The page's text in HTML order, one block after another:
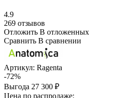
4.9
269 отзывов
Отложить В отложенных
Сравнить В сравнении
Артикул: Ragenta
-72%
Выгода 27 300 ₽
Цена по распродаже: